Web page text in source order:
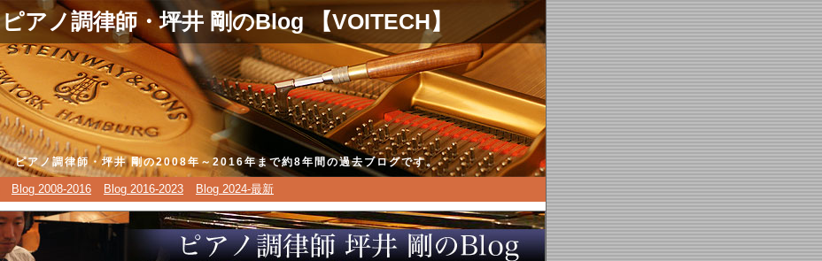
ピアノ調律師・坪井 剛のBlog 【VOITECH】
ピアノ調律師・坪井 剛の2008年～2016年まで約8年間の過去ブログです。
Blog 2008-2016 Blog 2016-2023 Blog 2024-最新